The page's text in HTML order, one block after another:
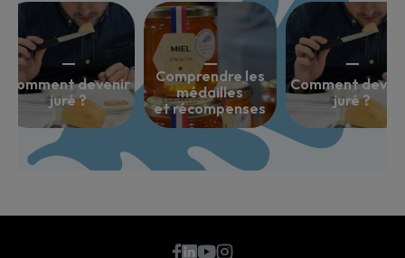
Comment devenir
juré ?
Comprendre les
médailles
et récompenses
Comment
juré ?